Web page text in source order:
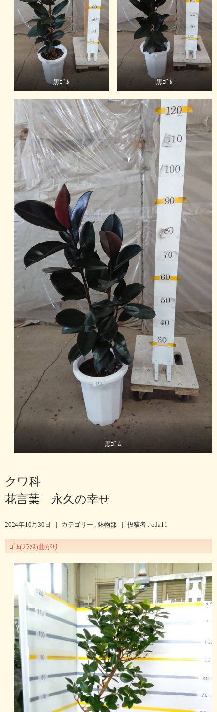
黒ｺﾞﾑ 黒ｺﾞﾑ
黒ｺﾞﾑ
クワ科
花言葉 永久の幸せ
2024年10月30日 | カテゴリー : 鉢物部 | 投稿者 : oda11
ｺﾞﾑ(ﾌﾗﾝｽ)曲がり